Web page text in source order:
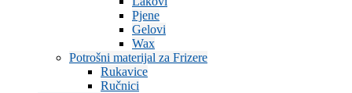
Pjene
Gelovi
Wax
Potrošni materijal za Frizere
Rukavice
Ručnici